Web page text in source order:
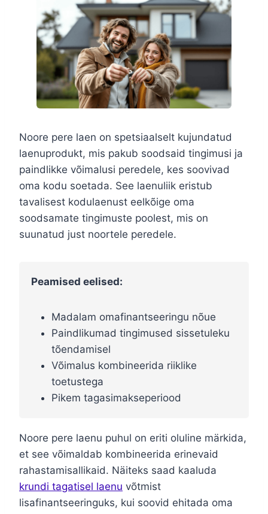
Noore pere laen on spetsiaalselt kujundatud
laenuprodukt, mis pakub soodsaid tingimusi ja
paindlikke võimalusi peredele, kes soovivad
oma kodu soetada. See laenuliik eristub
tavalisest kodulaenust eelkõige oma
soodsamate tingimuste poolest, mis on
suunatud just noortele peredele.
Peamised eelised:
Madalam omafinantseeringu nõue
Paindlikumad tingimused sissetuleku
tõendamisel
Võimalus kombineerida riiklike
toetustega
Pikem tagasimakseperiood
Noore pere laenu puhul on eriti oluline märkida,
et see võimaldab kombineerida erinevaid
rahastamisallikaid. Näiteks saad kaaluda
krundi tagatisel laenu võtmist
lisafinantseeringuks, kui soovid ehitada oma